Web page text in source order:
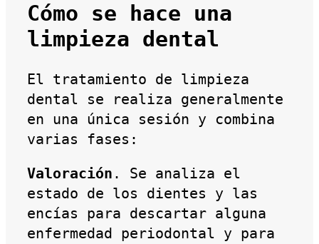
Cómo se hace una
limpieza dental
El tratamiento de limpieza
dental se realiza generalmente
en una única sesión y combina
varias fases:
Valoración . Se analiza el
estado de los dientes y las
encías para descartar alguna
enfermedad periodontal y para